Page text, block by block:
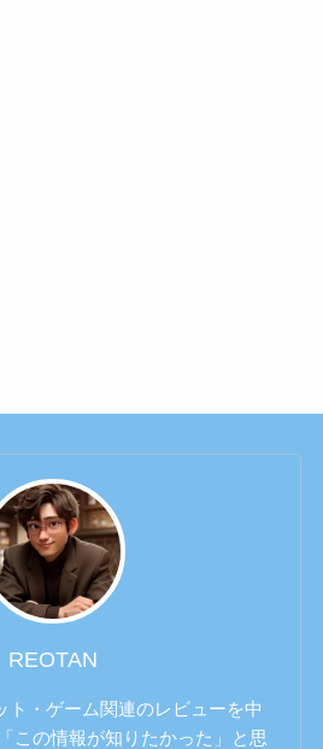
REOTAN
ト・ゲーム関連のレビューを中
この情報が知りたかった」と思